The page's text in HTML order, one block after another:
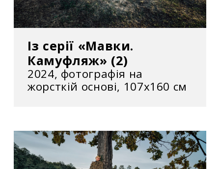
Із серії «Мавки.
Камуфляж» (2)
2024, фотографія на
жорсткій основі, 107x160 см